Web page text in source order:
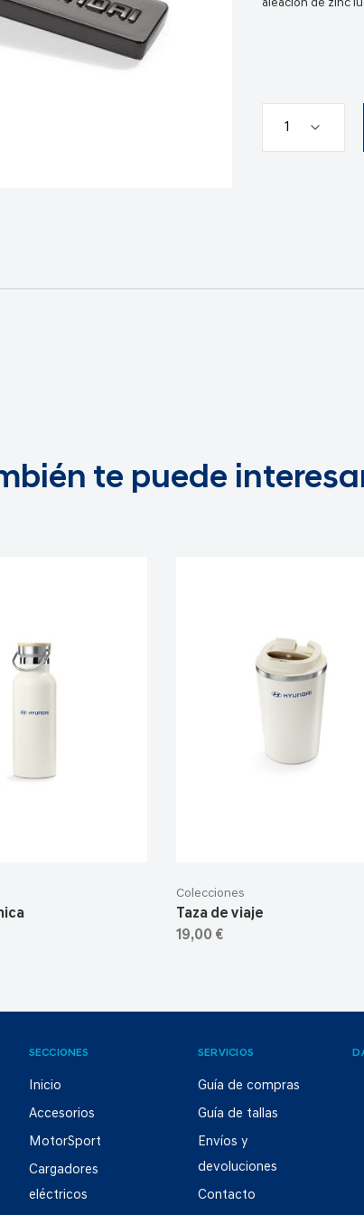
aleación de zinc
te puede
Colecciones
Taza de viaje
19,00 €
SECCIONES
Inicio
Accesorios
MotorSport
Cargadores
eléctricos
SERVICIOS
Guía de compras
Guía de tallas
Envíos y
devoluciones
Contacto